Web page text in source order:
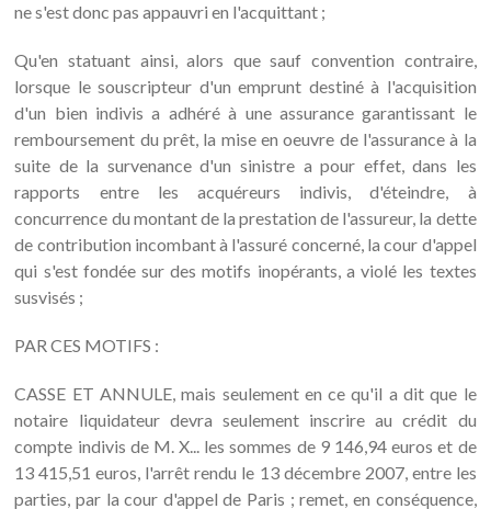
ne s'est donc pas appauvri en l'acquittant ;
Qu'en statuant ainsi, alors que sauf convention contraire,
lorsque le souscripteur d'un emprunt destiné à l'acquisition
d'un bien indivis a adhéré à une assurance garantissant le
remboursement du prêt, la mise en oeuvre de l'assurance à la
suite de la survenance d'un sinistre a pour effet, dans les
rapports entre les acquéreurs indivis, d'éteindre, à
concurrence du montant de la prestation de l'assureur, la dette
de contribution incombant à l'assuré concerné, la cour d'appel
qui s'est fondée sur des motifs inopérants, a violé les textes
susvisés ;
PAR CES MOTIFS :
CASSE ET ANNULE, mais seulement en ce qu'il a dit que le
notaire liquidateur devra seulement inscrire au crédit du
compte indivis de M. X... les sommes de 9 146,94 euros et de
13 415,51 euros, l'arrêt rendu le 13 décembre 2007, entre les
parties, par la cour d'appel de Paris ; remet, en conséquence,